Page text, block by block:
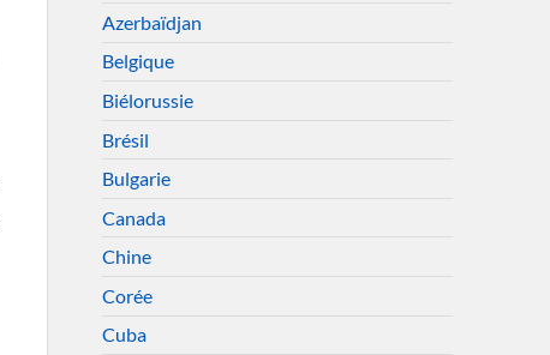
Azerbaïdjan
Belgique
Biélorussie
Brésil
Bulgarie
Canada
Chine
Corée
Cuba